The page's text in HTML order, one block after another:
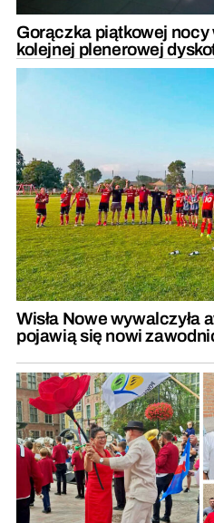
Gorączka piątkowej nocy
kolejnej plenerowej
Wisła Nowe wywalczyła
pojawią się nowi